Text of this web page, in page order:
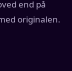
end på
originalen.